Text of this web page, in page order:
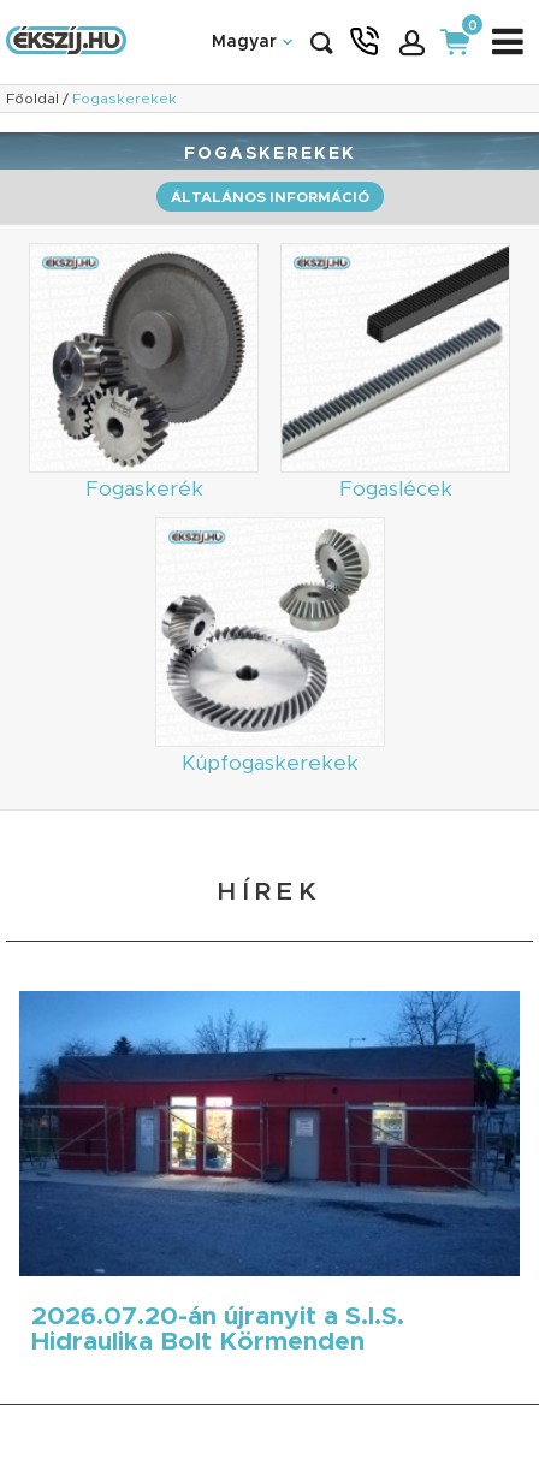
Magyar
0
Főoldal / Fogaskerekek
FOGASKEREKEK
ÁLTALÁNOS INFORMÁCIÓ
Fogaskerék Fogaslécek
Kúpfogaskerekek
HÍREK
2026.07.20-án újranyit a S.I.S.
Hidraulika Bolt Körmenden